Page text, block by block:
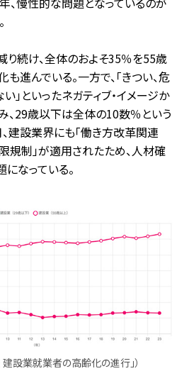
続け、全体のおよそ35％を55歳
進んでいる。一方で、「きつい、危
」といったネガティブ・イメージか
、29歳以下は全体の10数％という
建設業界にも「働き方改革関連
規制」が適用されたため、人材確
なっている。
建設業就業者の高齢化の進行」）